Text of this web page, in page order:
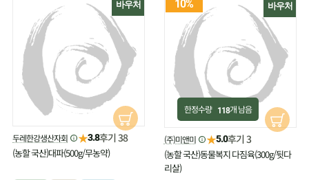
바우처
두레한강생산자회 ★3.8후기 38
(농할 국산)대파(500g/무농약)
바우처
10%
한정수량 118개 남음
(주)미앤미 ★5.0후기 3
(농할 국산)동물복지 다짐육(300g/뒷다
리살)